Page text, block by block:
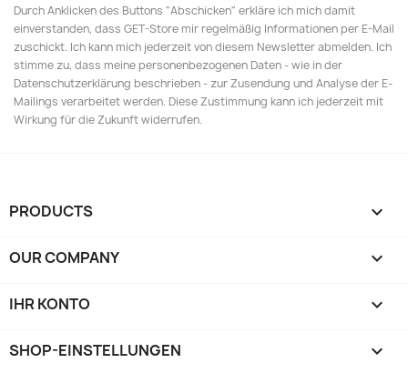
Durch Anklicken des Buttons "Abschicken" erkläre ich mich damit
einverstanden, dass GET-Store mir regelmäßig Informationen per E-Mail
zuschickt. Ich kann mich jederzeit von diesem Newsletter abmelden. Ich
stimme zu, dass meine personenbezogenen Daten - wie in der
Datenschutzerklärung beschrieben - zur Zusendung und Analyse der E-
Mailings verarbeitet werden. Diese Zustimmung kann ich jederzeit mit
Wirkung für die Zukunft widerrufen.
PRODUCTS 
OUR COMPANY 
IHR KONTO 
SHOP-EINSTELLUNGEN keyboard_arrow_down